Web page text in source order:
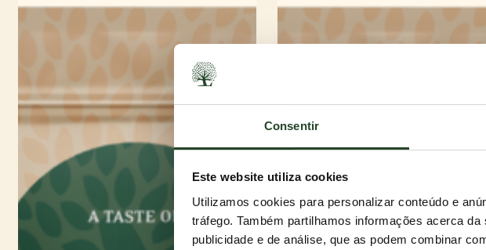
Consentir
Este website utiliza cookies
Utilizamos cookies para personalizar conteúdo e
tráfego. Também partilhamos informações acerca
publicidade e de análise, que as podem combinar